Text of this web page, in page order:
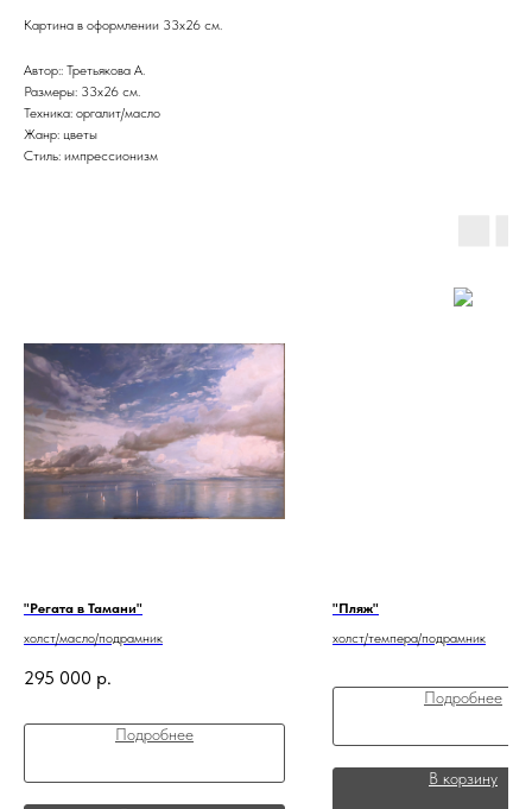
Картина в оформлении 33х26 см.
Автор:: Третьякова А.
Размеры: 33х26 см.
Техника: оргалит/масло
Жанр: цветы
Стиль: импрессионизм
"Регата в Тамани"
холст/масло/подрамник
295 000 р.
Подробнее
"Пляж"
холст/темпера/подрамник
Подробнее
В корзину